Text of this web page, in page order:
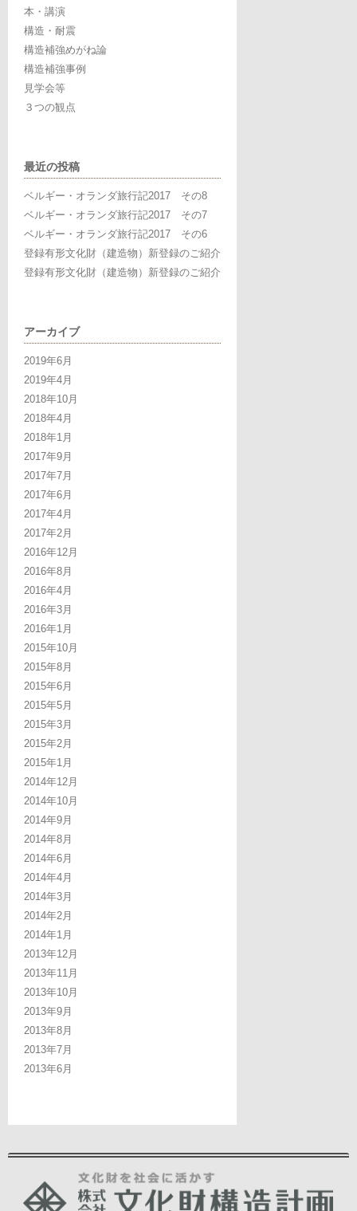
本・講演
構造・耐震
構造補強めがね論
構造補強事例
見学会等
３つの観点
最近の投稿
ベルギー・オランダ旅行記2017 その8
ベルギー・オランダ旅行記2017 その7
ベルギー・オランダ旅行記2017 その6
登録有形文化財（建造物）新登録のご紹介
登録有形文化財（建造物）新登録のご紹介
アーカイブ
2019年6月
2019年4月
2018年10月
2018年4月
2018年1月
2017年9月
2017年7月
2017年6月
2017年4月
2017年2月
2016年12月
2016年8月
2016年4月
2016年3月
2016年1月
2015年10月
2015年8月
2015年6月
2015年5月
2015年3月
2015年2月
2015年1月
2014年12月
2014年10月
2014年9月
2014年8月
2014年6月
2014年4月
2014年3月
2014年2月
2014年1月
2013年12月
2013年11月
2013年10月
2013年9月
2013年8月
2013年7月
2013年6月